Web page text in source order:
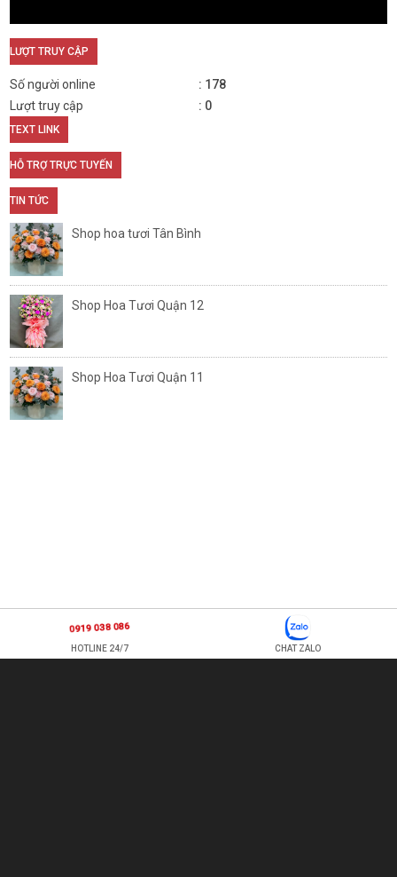
LƯỢT TRUY CẬP
Số người online
178
Lượt truy cập
0
TEXT LINK
HỖ TRỢ TRỰC TUYẾN
TIN TỨC
Shop hoa tươi Tân Bình
Shop Hoa Tươi Quận 12
Shop Hoa Tươi Quận 11
0919 038 086
HOTLINE 24/7 CHAT ZALO